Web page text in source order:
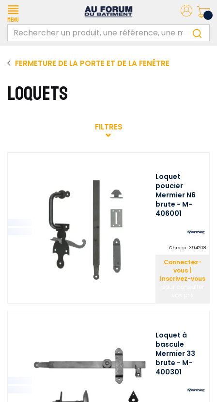
Menu
FERMETURE DE LA PORTE ET DE LA FENÊTRE
LOQUETS
FILTRES
Loquet
poucier
Mermier N6
brute - M-
406001
Chrono : 394208
Connectez-
vous |
Inscrivez-vous
Loquet à
bascule
Mermier 33
brute - M-
400301